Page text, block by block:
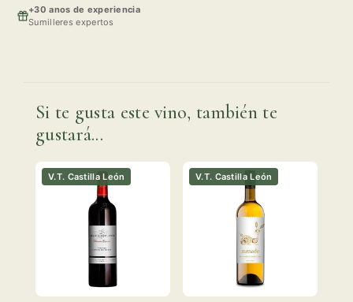
+30 anos de experiencia
Sumilleres expertos
Si te gusta este vino, también te
gustará...
V.T. Castilla León V.T. Castilla León